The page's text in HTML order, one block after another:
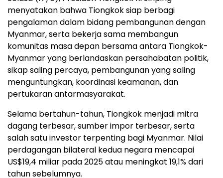
menyatakan bahwa Tiongkok siap berbagi
pengalaman dalam bidang pembangunan dengan
Myanmar, serta bekerja sama membangun
komunitas masa depan bersama antara Tiongkok-
Myanmar yang berlandaskan persahabatan politik,
sikap saling percaya, pembangunan yang saling
menguntungkan, koordinasi keamanan, dan
pertukaran antarmasyarakat.
Selama bertahun-tahun, Tiongkok menjadi mitra
dagang terbesar, sumber impor terbesar, serta
salah satu investor terpenting bagi Myanmar. Nilai
perdagangan bilateral kedua negara mencapai
US$19,4 miliar pada 2025 atau meningkat 19,1% dari
tahun sebelumnya.